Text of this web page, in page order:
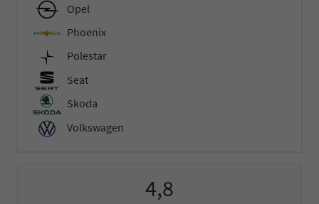
Opel
Phoenix
Polestar
Seat
Skoda
Volkswagen
4,8